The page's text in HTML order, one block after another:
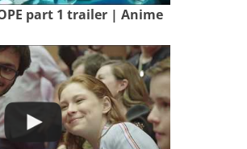
part 1 trailer | Anime